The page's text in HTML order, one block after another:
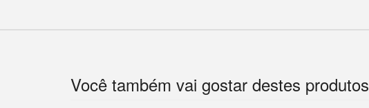
Você também vai gostar destes produtos